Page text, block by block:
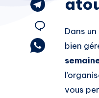
Share
Telegram
Email
Share
Whatsapp
Dans
bien
vous